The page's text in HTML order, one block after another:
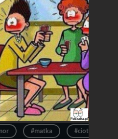
#matka #ciotka